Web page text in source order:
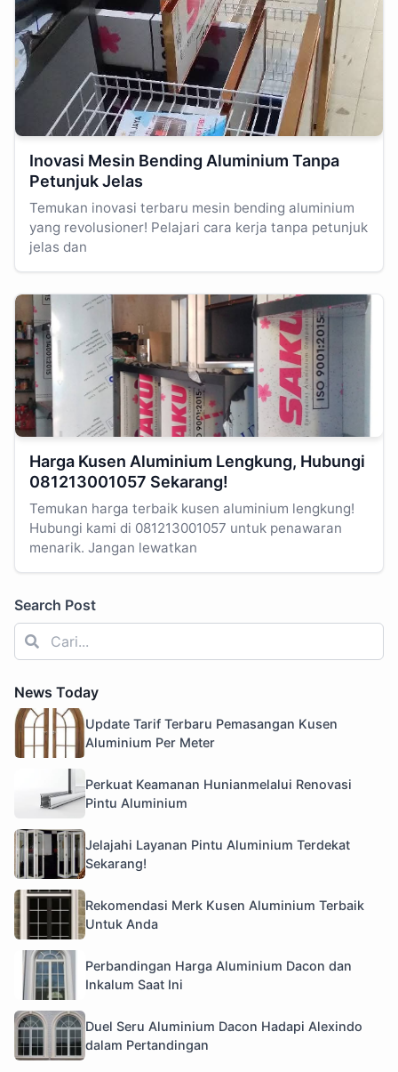
Inovasi Mesin Bending Aluminium Tanpa
Petunjuk Jelas
Temukan inovasi terbaru mesin bending aluminium
yang revolusioner! Pelajari cara kerja tanpa petunjuk
jelas dan
Harga Kusen Aluminium Lengkung, Hubungi
081213001057 Sekarang!
Temukan harga terbaik kusen aluminium lengkung!
Hubungi kami di 081213001057 untuk penawaran
menarik. Jangan lewatkan
Search Post
News Today
Update Tarif Terbaru Pemasangan Kusen
Aluminium Per Meter
Perkuat Keamanan Hunianmelalui Renovasi
Pintu Aluminium
Jelajahi Layanan Pintu Aluminium Terdekat
Sekarang!
Rekomendasi Merk Kusen Aluminium Terbaik
Untuk Anda
Perbandingan Harga Aluminium Dacon dan
Inkalum Saat Ini
Duel Seru Aluminium Dacon Hadapi Alexindo
dalam Pertandingan